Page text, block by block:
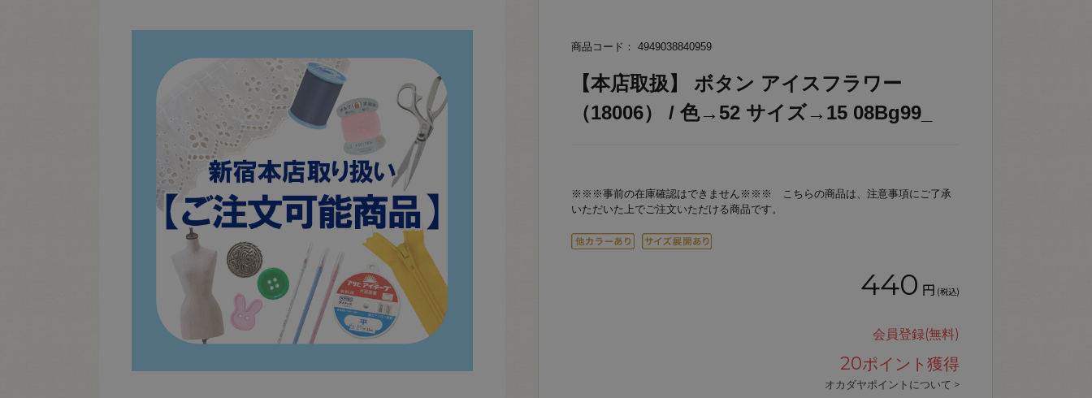
商品コード： 4949038840959
【本店取扱】 ボタン アイスフラワー
（18006） / 色→52 サイズ→15 08Bg99_
※※※事前の在庫確認はできません※※※ こちらの商品は、注意事項にご了承
いただいた上でご注文いただける商品です。
440 円 (税込)
会員登録(無料)
20ポイント獲得
オカダヤポイントについて >